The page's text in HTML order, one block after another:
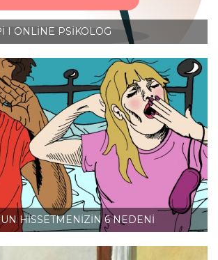
I ONLİNE PSİKOLOG
HİSSETMENİZİN 6 NEDENİ